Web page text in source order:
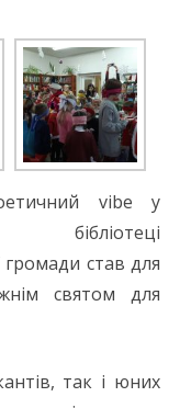
vibe у
бібліотеці
громади став для
святом для
так і юних